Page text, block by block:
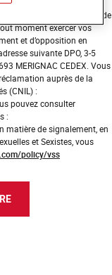
applicable en matière de
moment exercer vos
et d’opposition en
suivante DPO, 3-5
MERIGNAC CEDEX. Vous
auprès de la
(CNIL) :
pouvez consulter
:
matière de signalement, en
et Sexistes, vous
policy/vss